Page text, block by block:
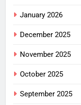
January 2026
December 2025
November 2025
October 2025
September 2025